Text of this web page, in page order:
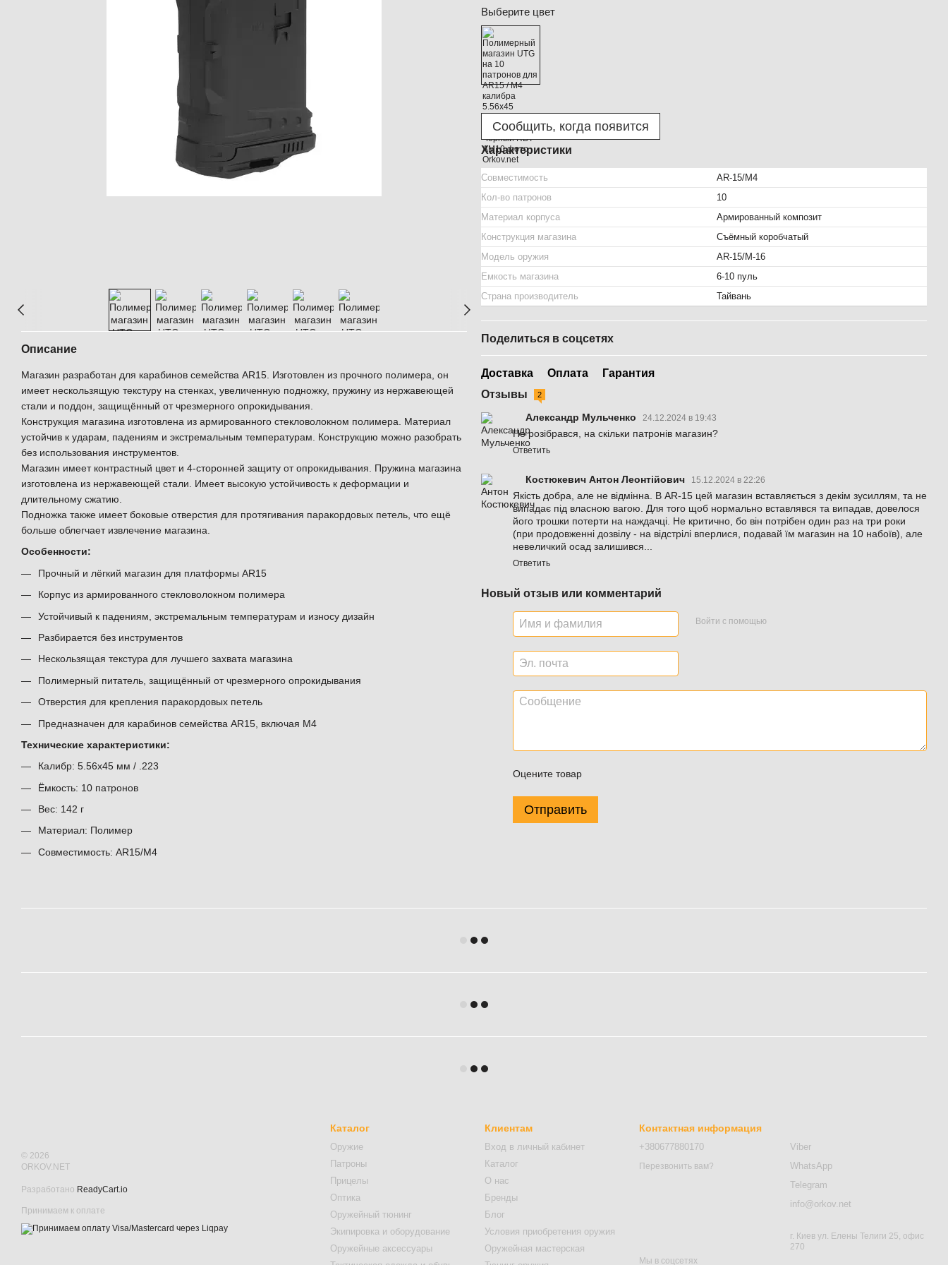
Описание
Магазин разработан для карабинов семейства AR15. Изготовлен из прочного полимера, он
имеет нескользящую текстуру на стенках, увеличенную подножку, пружину из нержавеющей
стали и поддон, защищённый от чрезмерного опрокидывания.
Конструкция магазина изготовлена из армированного стекловолокном полимера. Материал
устойчив к ударам, падениям и экстремальным температурам. Конструкцию можно разобрать
без использования инструментов.
Магазин имеет контрастный цвет и 4-сторонней защиту от опрокидывания. Пружина магазина
изготовлена из нержавеющей стали. Имеет высокую устойчивость к деформации и
длительному сжатию.
Подножка также имеет боковые отверстия для протягивания паракордовых петель, что ещё
больше облегчает извлечение магазина.
Особенности:
Прочный и лёгкий магазин для платформы AR15
Корпус из армированного стекловолокном полимера
Устойчивый к падениям, экстремальным температурам и износу дизайн
Разбирается без инструментов
Нескользящая текстура для лучшего захвата магазина
Полимерный питатель, защищённый от чрезмерного опрокидывания
Отверстия для крепления паракордовых петель
Предназначен для карабинов семейства AR15, включая M4
Технические характеристики:
Калибр: 5.56x45 мм / .223
Ёмкость: 10 патронов
Вес: 142 г
Материал: Полимер
Совместимость: AR15/M4
Выберите цвет
Сообщить, когда появится
Характеристики
Совместимость
AR-15/M4
Кол-во патронов
10
Материал корпуса
Армированный композит
Конструкция магазина
Съёмный коробчатый
Модель оружия
AR-15/M-16
Емкость магазина
6-10 пуль
Страна производитель
Тайвань
Поделиться в соцсетях
Доставка Оплата
Гарантия
Отзывы
2
Александр Мульченко 24.12.2024 в 19:43
Не розібрався, на скільки патронів магазин?
Ответить
Костюкевич Антон Леонтійович 15.12.2024 в 22:26
Якість добра, але не відмінна. В AR-15 цей магазин вставляється з декім зусиллям, та не
випадає під власною вагою. Для того щоб нормально вставлявся та випадав, довелося
його трошки потерти на наждачці. Не критично, бо він потрібен один раз на три роки
(при продовженні дозвілу - на відстрілі вперлися, подавай їм магазин на 10 набоїв), але
невеличкий осад залишився...
Ответить
Новый отзыв или комментарий
Войти с помощью
Оцените товар
Отправить
© 2026
ORKOV.NET
Разработано ReadyCart.io
Принимаем к оплате
Каталог
Оружие
Патроны
Прицелы
Оптика
Оружейный тюнинг
Экипировка и оборудование
Оружейные аксессуары
Клиентам
Вход в личный кабинет
Каталог
О нас
Бренды
Блог
Условия приобретения оружия
Оружейная мастерская
Контактная информация
+380677880170
Перезвонить вам?
Viber
WhatsApp
Telegram
info@orkov.net
г. Киев ул. Елены Телиги 25, офис
270
Мы в соцсетях